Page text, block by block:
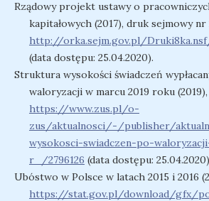
Rządowy projekt ustawy o
kapitałowych (2017), druk sejmowy nr
http://orka.sejm.gov.pl/Druki8ka.nsf/
(data dostępu: 25.04.2020).
Struktura wysokości świadczeń
waloryzacji w marcu 2019 roku (2019),
https://www.zus.pl/o-
zus/aktualnosci/-/publisher/
wysokosci-swiadczen-po-
r_/2796126 (data dostępu:
Ubóstwo w Polsce w latach 2015 i 2016
https://stat.gov.pl/download/gfx/